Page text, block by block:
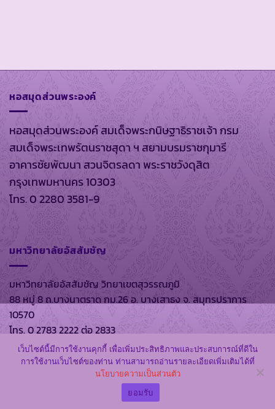
หอสมุดส่วนพระองค์
หอสมุดส่วนพระองค์ สมเด็จพระกนิษฐาธิราชเจ้า กรม
สมเด็จพระเทพรัตนราชสุดา ฯ สยามบรมราชกุมารี
อาคารชัยพัฒนา สวนจิตรลดา พระราชวังดุสิต
กรุงเทพมหานคร 10303
โทร. 0 2280 3581-9
มหาวิทยาลัยอัสสัมชัญ
มหาวิทยาลัยอัสสัมชัญ วิทยาเขตสุวรรณภูมิ
88 หมู่ 8 ถ.บางนาตราด กม.26 อ. บางเสาธง จ. สมุทรปราการ
10570
โทร. 0 2783 2222 ต่อ 2833
สงวนลิขสิทธิ์ พ.ศ. 2569 ตาม พรบ.ลิขสิทธิ์ พ.ศ. 2537 โดย
และมหาวิทยาลัยอัสสัมชัญ
เว็บไซต์นี้มีการใช้งานคุกกี้ เพื่อเพิ่มประสิทธิภาพและประสบการณ์ที่ดีใน
การใช้งานเว็บไซต์ของท่าน ท่านสามารถอ่านรายละเอียดเพิ่มเติมได้ที่
นโยบายความเป็นส่วนตัว
ยอมรับ